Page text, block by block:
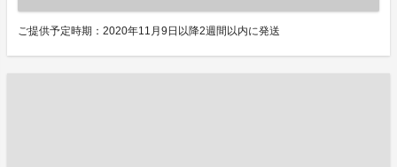
ご提供予定時期：2020年11月9日以降2週間以内に発送